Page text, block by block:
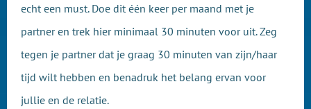
echt een must. Doe dit één keer per maand met je
partner en trek hier minimaal 30 minuten voor uit. Zeg
tegen je partner dat je graag 30 minuten van zijn/haar
tijd wilt hebben en benadruk het belang ervan voor
jullie en de relatie.